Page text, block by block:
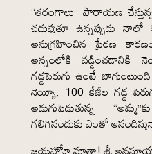
“తరంగాలు” పారాయణ
చదువుతూ ఉన్నప్పుడు
అనుగ్రహించిన ప్రేరణ
అన్నంలోకి వడ్డించడానికి
గడ్డపెరుగు ఉంటే
నెయ్యీ, 100 కేజీల గడ్డ
అడుగుపెడుతున్న
గలిగినందుకు ఎంతో